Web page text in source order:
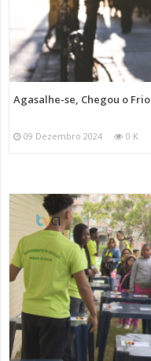
Agasalhe-se, Chegou o Frio
09 Dezembro 2024 0 K